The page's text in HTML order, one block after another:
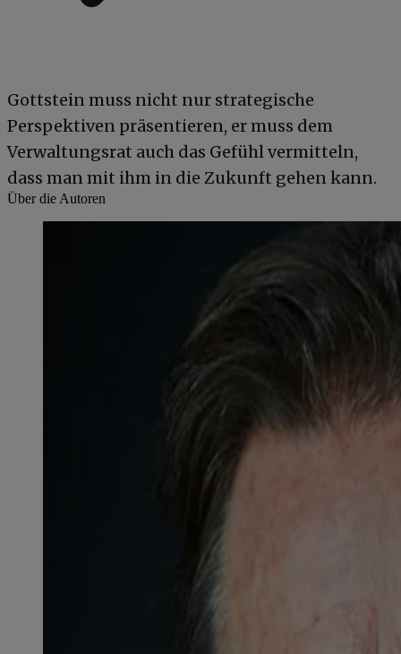
Gottstein muss nicht nur strategische
Perspektiven präsentieren, er muss dem
Verwaltungsrat auch das Gefühl vermitteln,
dass man mit ihm in die Zukunft gehen kann.
Über die Autoren